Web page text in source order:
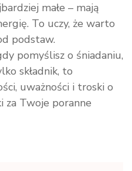
małe – mają
To uczy, że warto
podstaw.
pomyślisz o śniadaniu,
składnik, to
uważności i troski o
za Twoje poranne